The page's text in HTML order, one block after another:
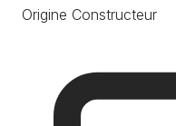
Origine Constructeur